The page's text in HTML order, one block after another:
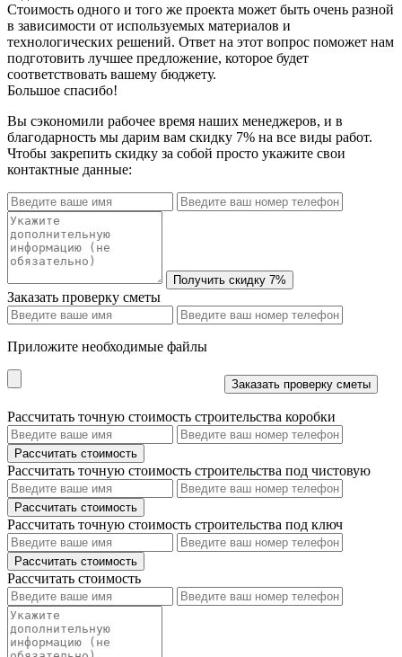
Стоимость одного и того же проекта может быть очень разной
в зависимости от используемых материалов и
технологических решений. Ответ на этот вопрос поможет нам
подготовить лучшее предложение, которое будет
соответствовать вашему бюджету.
Большое спасибо!
Вы сэкономили рабочее время наших менеджеров, и в
благодарность мы дарим вам скидку 7% на все виды работ.
Чтобы закрепить скидку за собой просто укажите свои
контактные данные:
Заказать проверку сметы
Приложите необходимые файлы
Рассчитать точную стоимость строительства коробки
Рассчитать точную стоимость строительства под чистовую
Рассчитать точную стоимость строительства под ключ
Рассчитать стоимость